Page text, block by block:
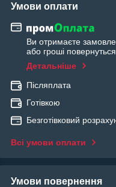
Умови оплати
Ви отримаєте
або гроші
Детальніше
Післяплата
Готівкою
Безготівковий
Всі умови оплати
Умови повернення